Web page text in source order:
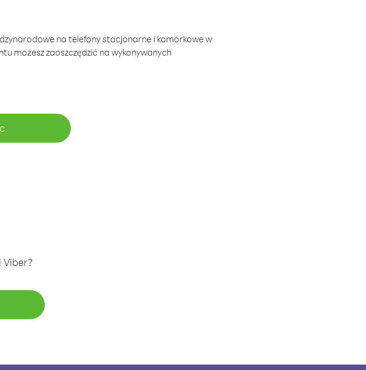
na telefony stacjonarne i komórkowe w
możesz zaoszczędzić na wykonywanych
Viber?